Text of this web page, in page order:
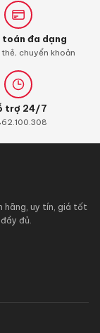
toán đa dạng
chuyển khoản
trợ 24/7
hãng, uy tín, giá tốt
đủ.